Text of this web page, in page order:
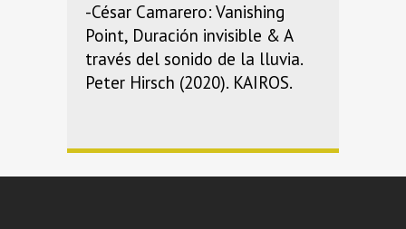
-César Camarero: Vanishing
Point, Duración invisible & A
través del sonido de la lluvia.
Peter Hirsch (2020). KAIROS.